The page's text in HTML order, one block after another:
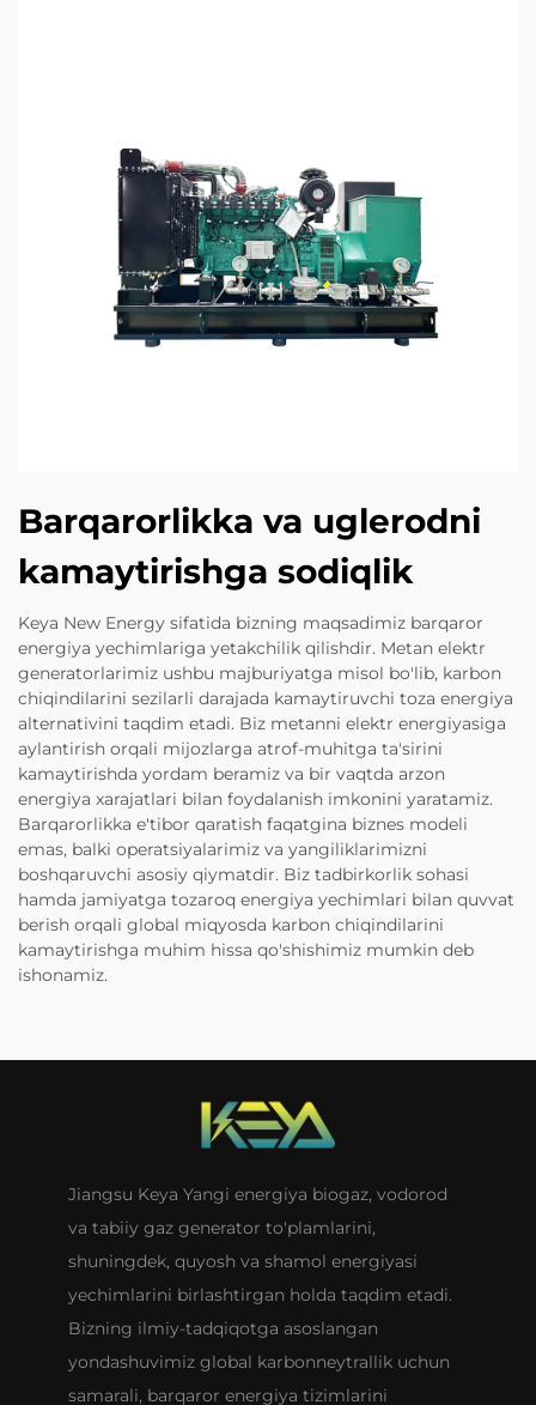
Barqarorlikka va uglerodni
kamaytirishga sodiqlik
Keya New Energy sifatida bizning maqsadimiz barqaror
energiya yechimlariga yetakchilik qilishdir. Metan elektr
generatorlarimiz ushbu majburiyatga misol bo'lib, karbon
chiqindilarini sezilarli darajada kamaytiruvchi toza energiya
alternativini taqdim etadi. Biz metanni elektr energiyasiga
aylantirish orqali mijozlarga atrof-muhitga ta'sirini
kamaytirishda yordam beramiz va bir vaqtda arzon
energiya xarajatlari bilan foydalanish imkonini yaratamiz.
Barqarorlikka e'tibor qaratish faqatgina biznes modeli
emas, balki operatsiyalarimiz va yangiliklarimizni
boshqaruvchi asosiy qiymatdir. Biz tadbirkorlik sohasi
hamda jamiyatga tozaroq energiya yechimlari bilan quvvat
berish orqali global miqyosda karbon chiqindilarini
kamaytirishga muhim hissa qo'shishimiz mumkin deb
ishonamiz.
Jiangsu Keya Yangi energiya biogaz, vodorod
va tabiiy gaz generator to'plamlarini,
shuningdek, quyosh va shamol energiyasi
yechimlarini birlashtirgan holda taqdim etadi.
Bizning ilmiy-tadqiqotga asoslangan
yondashuvimiz global karbonneytrallik uchun
samarali, barqaror energiya tizimlarini